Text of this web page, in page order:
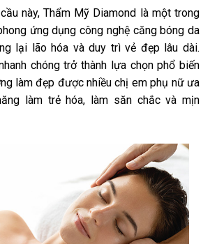
này, Thẩm Mỹ Diamond là một trong
ứng dụng công nghệ căng bóng da
lại lão hóa và duy trì vẻ đẹp lâu dài.
chóng trở thành lựa chọn phổ biến
làm đẹp được nhiều chị em phụ nữ ưa
làm trẻ hóa, làm săn chắc và mịn